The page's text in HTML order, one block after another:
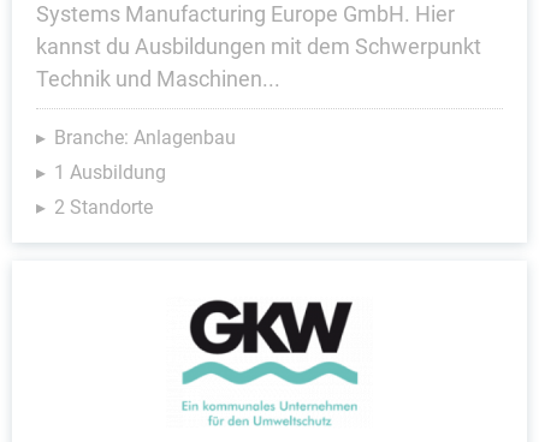
Systems Manufacturing Europe GmbH. Hier
kannst du Ausbildungen mit dem Schwerpunkt
Technik und Maschinen...
Branche: Anlagenbau
1 Ausbildung
2 Standorte